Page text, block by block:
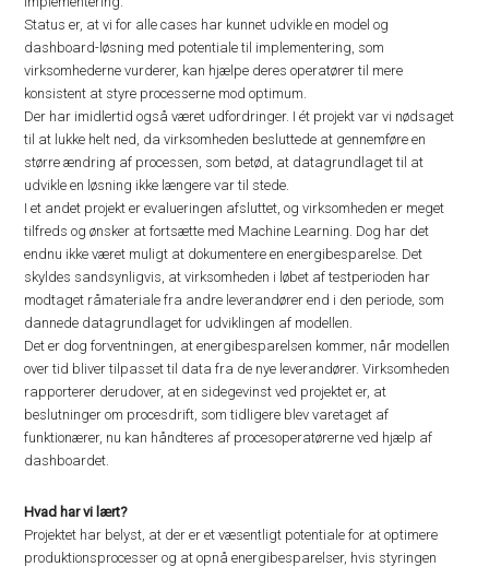
Status er, at vi for alle cases har kunnet udvikle en model og
dashboard-løsning med potentiale til implementering, som
virksomhederne vurderer, kan hjælpe deres operatører til mere
konsistent at styre processerne mod optimum.
Der har imidlertid også været udfordringer. I ét projekt var vi nødsaget
til at lukke helt ned, da virksomheden besluttede at gennemføre en
større ændring af processen, som betød, at datagrundlaget til at
udvikle en løsning ikke længere var til stede.
I et andet projekt er evalueringen afsluttet, og virksomheden er meget
tilfreds og ønsker at fortsætte med Machine Learning. Dog har det
endnu ikke været muligt at dokumentere en energibesparelse. Det
skyldes sandsynligvis, at virksomheden i løbet af testperioden har
modtaget råmateriale fra andre leverandører end i den periode, som
dannede datagrundlaget for udviklingen af modellen.
Det er dog forventningen, at energibesparelsen kommer, når modellen
over tid bliver tilpasset til data fra de nye leverandører. Virksomheden
rapporterer derudover, at en sidegevinst ved projektet er, at
beslutninger om procesdrift, som tidligere blev varetaget af
funktionærer, nu kan håndteres af procesoperatørerne ved hjælp af
dashboardet.
Hvad har vi lært?
Projektet har belyst, at der er et væsentligt potentiale for at optimere
produktionsprocesser og at opnå energibesparelser, hvis styringen